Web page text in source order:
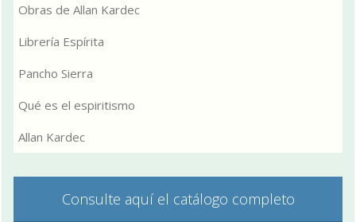
Obras de Allan Kardec
Librería Espírita
Pancho Sierra
Qué es el espiritismo
Allan Kardec
Consulte aquí el catálogo completo